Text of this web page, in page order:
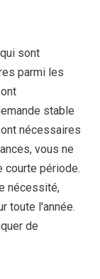
sont
parmi les
stable
nécessaires
vous ne
courte période.
nécessité,
toute l'année.
de